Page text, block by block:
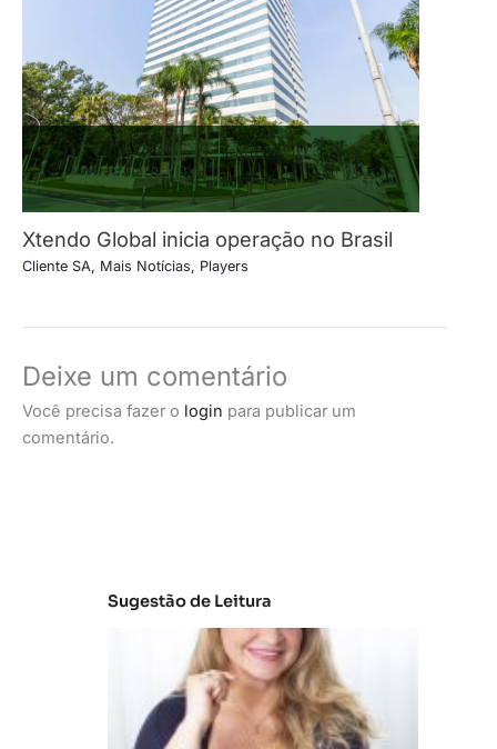
Xtendo Global inicia operação no Brasil
Cliente SA, Mais Notícias, Players
Deixe um comentário
Você precisa fazer o login para publicar um
comentário.
Sugestão de Leitura